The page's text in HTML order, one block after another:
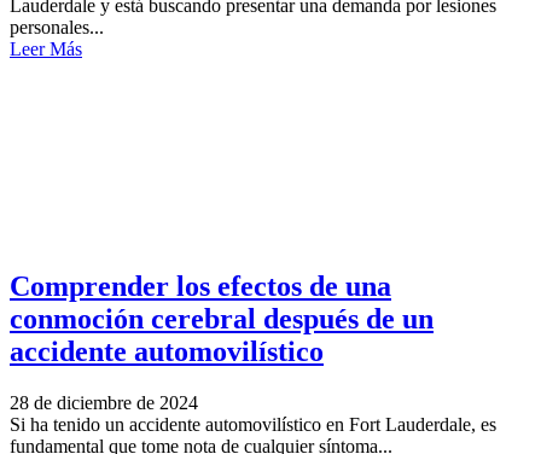
Lauderdale y está buscando presentar una demanda por lesiones
personales...
Leer Más
Comprender los efectos de una
conmoción cerebral después de un
accidente automovilístico
28 de diciembre de 2024
Si ha tenido un accidente automovilístico en Fort Lauderdale, es
fundamental que tome nota de cualquier síntoma...